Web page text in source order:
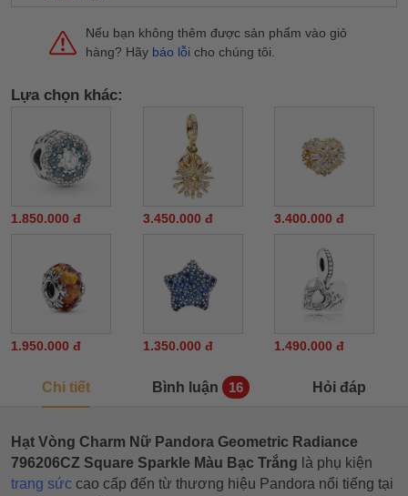
Nếu bạn không thêm được sản phẩm vào giỏ
hàng? Hãy báo lỗi cho chúng tôi.
Lựa chọn khác:
1.850.000 đ 3.450.000 đ 3.400.000 đ
1.950.000 đ 1.350.000 đ 1.490.000 đ
Chi tiết Bình luận 16 Hỏi đáp
Hạt Vòng Charm Nữ Pandora Geometric Radiance
796206CZ Square Sparkle Màu Bạc Trắng là phụ kiện
trang sức cao cấp đến từ thương hiệu Pandora nổi tiếng tại